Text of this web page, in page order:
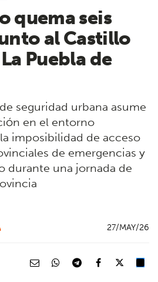
quema seis
al Castillo
Puebla de
seguridad urbana asume
en el entorno
imposibilidad de acceso
de emergencias y
durante una jornada de
27/MAY/26